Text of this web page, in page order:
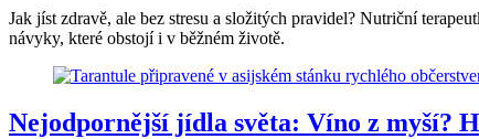
Jak jíst zdravě, ale bez stresu a složitých pravidel? Nutriční
návyky, které obstojí i v běžném životě.
Nejodpornější jídla světa: Víno z myší?